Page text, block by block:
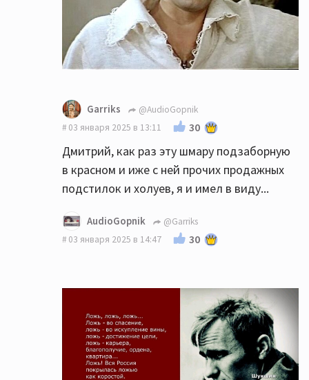
Garriks
@AudioGopnik
03 января 2025 в 13:11
30
Дмитрий, как раз эту шмару подзаборную
в красном и иже с ней прочих продажных
подстилок и холуев, я и имел в виду...
AudioGopnik
@Garriks
03 января 2025 в 14:47
30